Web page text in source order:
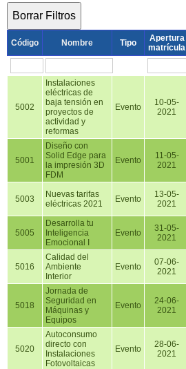
Código Nombre Tipo
Apertura
matrícula
5002
Instalaciones
eléctricas de
baja tensión en
proyectos de
actividad y
reformas
Evento
10-05-
2021
5001
Diseño con
Solid Edge para
la impresión 3D
FDM
Evento
11-05-
2021
5003
Nuevas tarifas
eléctricas 2021
Evento
13-05-
2021
5005
Desarrolla tu
Inteligencia
Emocional I
Evento
31-05-
2021
5016
Calidad del
Ambiente
Interior
Evento
07-06-
2021
5018
Jornada de
Seguridad en
Máquinas y
Equipos
Evento
24-06-
2021
5020
Autoconsumo
directo con
Instalaciones
Fotovoltaicas
Evento
28-06-
2021